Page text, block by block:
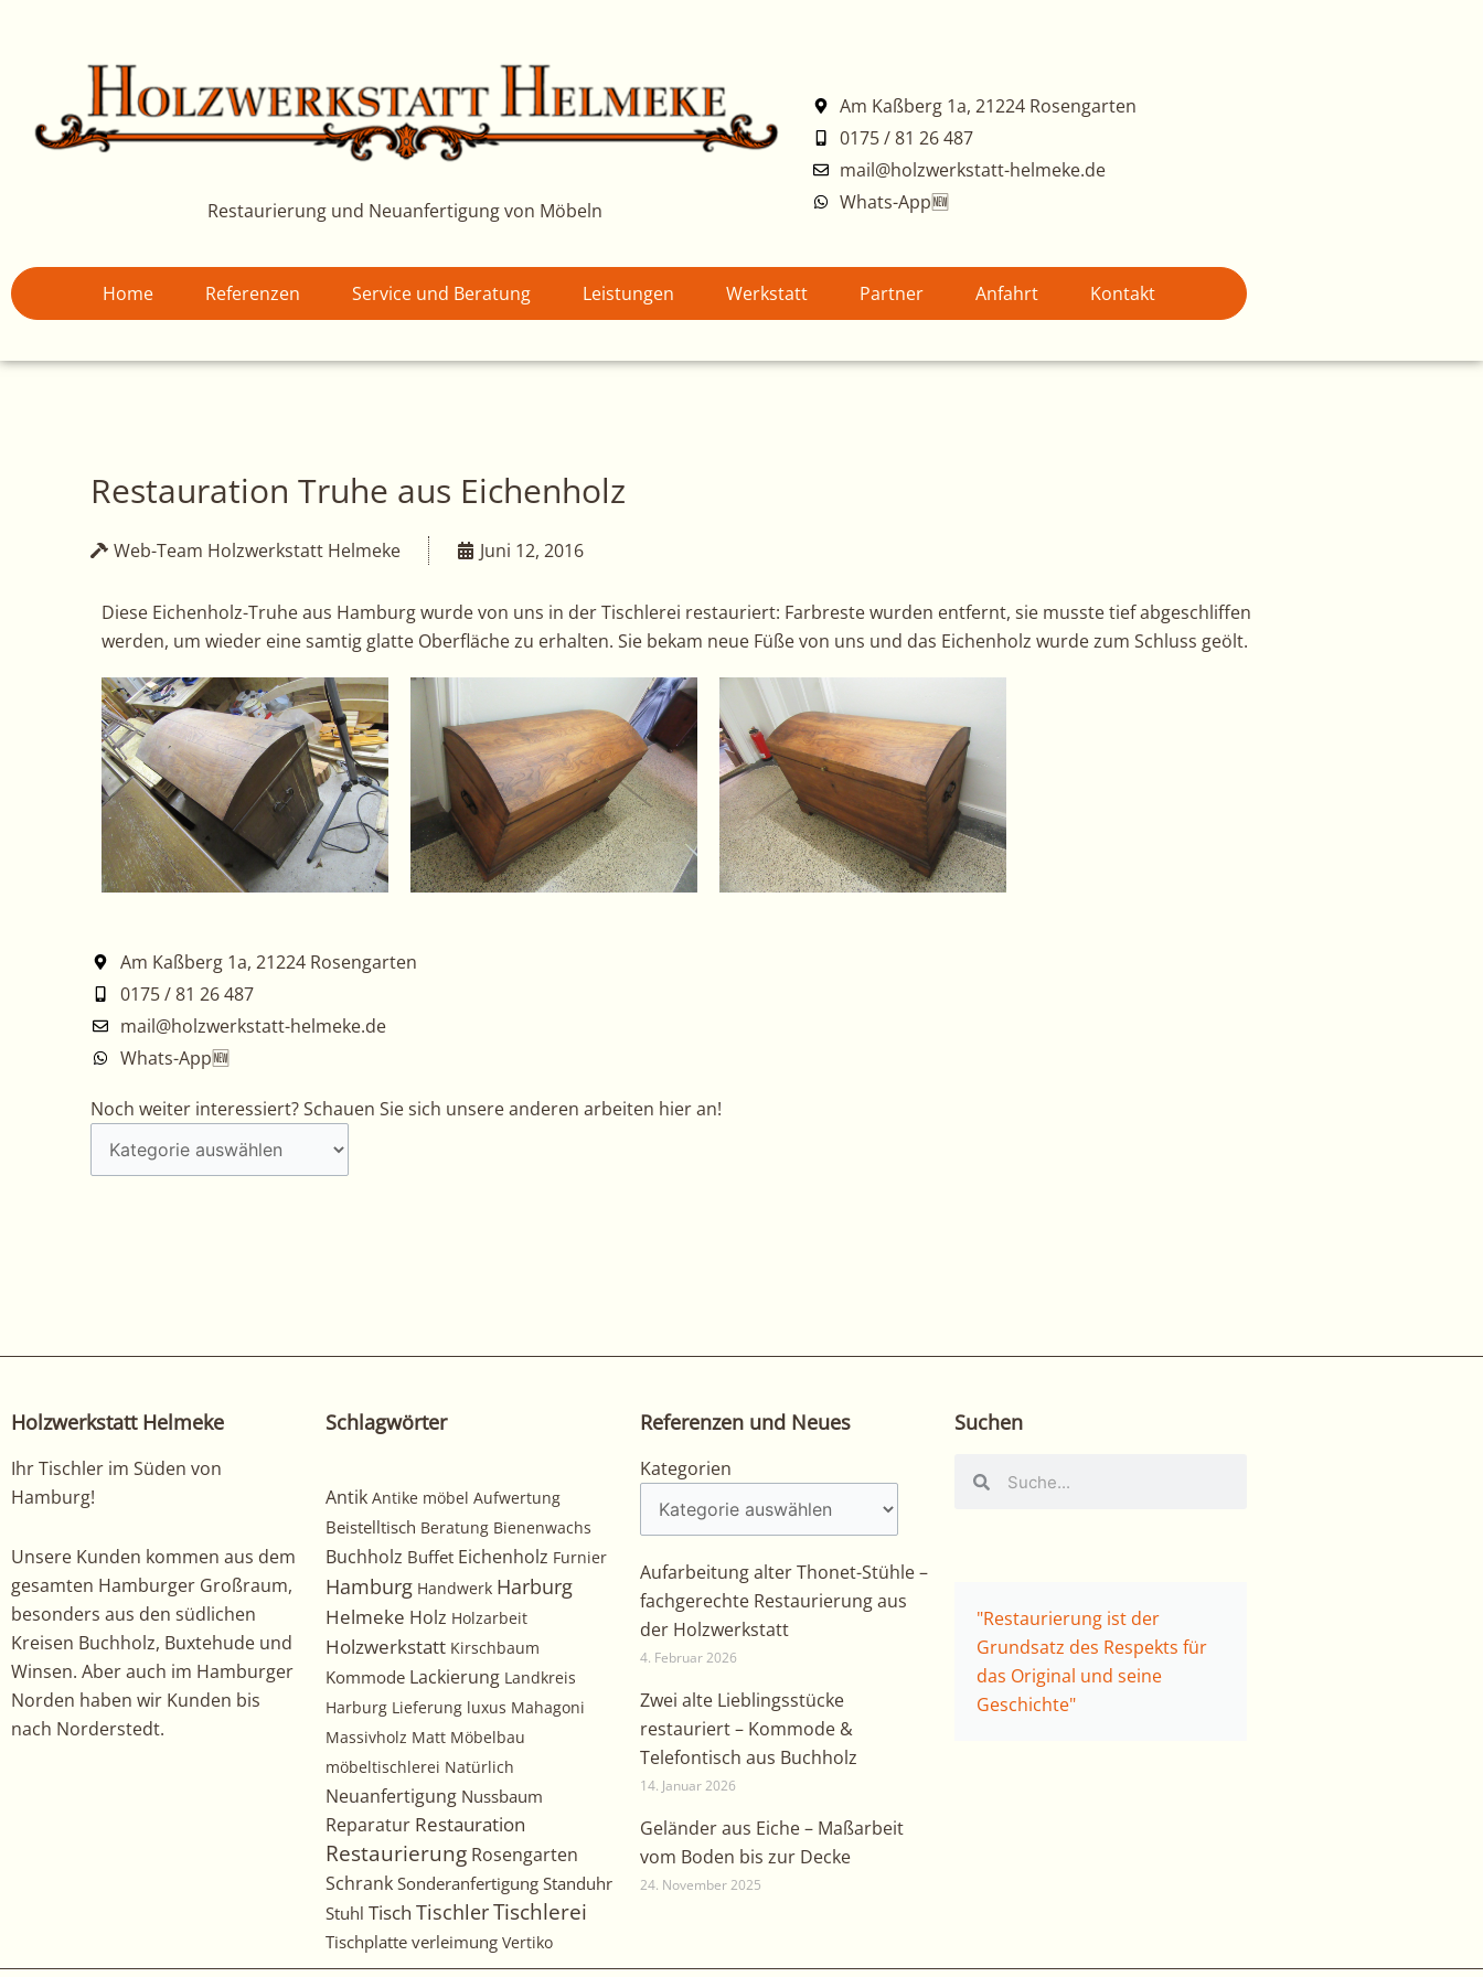
Restaurierung und Neuanfertigung von Möbeln
Am Kaßberg 1a, 21224 Rosengarten
0175 / 81 26 487
mail@holzwerkstatt-helmeke.de
Whats-App🆕
Home Referenzen Service und Beratung Leistungen Werkstatt Partner Anfahrt Kontakt
Restauration Truhe aus Eichenholz
Web-Team Holzwerkstatt Helmeke Juni 12, 2016
Diese Eichenholz-Truhe aus Hamburg wurde von uns in der Tischlerei restauriert: Farbreste wurden entfernt, sie musste tief abgeschliffen
werden, um wieder eine samtig glatte Oberfläche zu erhalten. Sie bekam neue Füße von uns und das Eichenholz wurde zum Schluss geölt.
Am Kaßberg 1a, 21224 Rosengarten
0175 / 81 26 487
mail@holzwerkstatt-helmeke.de
Whats-App🆕
Noch weiter interessiert? Schauen Sie sich unsere anderen arbeiten hier an!
Noch
interessiert?
Holzwerkstatt Helmeke
Ihr Tischler im Süden von
Hamburg!
Unsere Kunden kommen aus dem
gesamten Hamburger Großraum,
besonders aus den südlichen
Kreisen Buchholz, Buxtehude und
Winsen. Aber auch im Hamburger
Norden haben wir Kunden bis
nach Norderstedt.
Schlagwörter
Antik Antike möbel Aufwertung
Beistelltisch Beratung Bienenwachs
Buchholz Buffet Eichenholz Furnier
Hamburg Handwerk Harburg
Helmeke Holz Holzarbeit
Holzwerkstatt Kirschbaum
Kommode Lackierung Landkreis
Harburg Lieferung luxus Mahagoni
Massivholz Matt Möbelbau
möbeltischlerei Natürlich
Neuanfertigung Nussbaum
Reparatur Restauration
Restaurierung Rosengarten
Schrank Sonderanfertigung Standuhr
Stuhl Tisch TischlerTischlerei
Tischplatte verleimung Vertiko
Referenzen und Neues
Kategorien
Kategorien
Aufarbeitung alter Thonet-Stühle –
fachgerechte Restaurierung aus
der Holzwerkstatt
4. Februar 2026
Zwei alte Lieblingsstücke
restauriert – Kommode &
Telefontisch aus Buchholz
14. Januar 2026
Geländer aus Eiche – Maßarbeit
vom Boden bis zur Decke
24. November 2025
Suchen
"Restaurierung ist der
Grundsatz des Respekts für
das Original und seine
Geschichte"